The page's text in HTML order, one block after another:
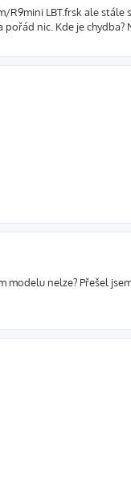
R9mini LBT.frsk ale
nic. Kde je
modelu nelze? Přešel